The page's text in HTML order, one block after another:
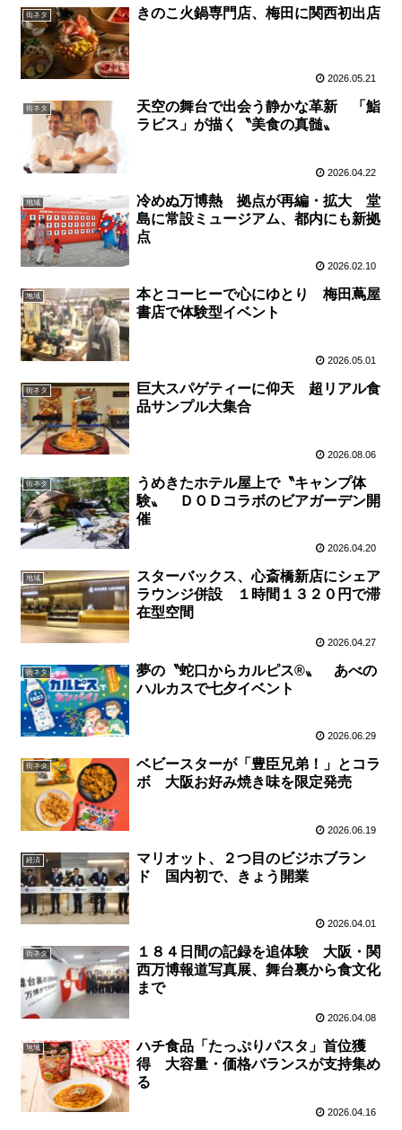
街ネタ きのこ火鍋専門店、梅田に関西初出店
2026.05.21
街ネタ
天空の舞台で出会う静かな革新 「鮨
ラビス」が描く〝美食の真髄〟
2026.04.22
地域
冷めぬ万博熱 拠点が再編・拡大 堂
島に常設ミュージアム、都内にも新拠
点
2026.02.10
地域
本とコーヒーで心にゆとり 梅田蔦屋
書店で体験型イベント
2026.05.01
街ネタ
巨大スパゲティーに仰天 超リアル食
品サンプル大集合
2026.08.06
街ネタ
うめきたホテル屋上で〝キャンプ体
験〟 ＤＯＤコラボのビアガーデン開
催
2026.04.20
地域
スターバックス、心斎橋新店にシェア
ラウンジ併設 １時間１３２０円で滞
在型空間
2026.04.27
街ネタ
夢の〝蛇口からカルピス®〟 あべの
ハルカスで七夕イベント
2026.06.29
街ネタ
ベビースターが「豊臣兄弟！」とコラ
ボ 大阪お好み焼き味を限定発売
2026.06.19
経済
マリオット、２つ目のビジホブラン
ド 国内初で、きょう開業
2026.04.01
街ネタ
１８４日間の記録を追体験 大阪・関
西万博報道写真展、舞台裏から食文化
まで
2026.04.08
地域
ハチ食品「たっぷりパスタ」首位獲
得 大容量・価格バランスが支持集め
る
2026.04.16